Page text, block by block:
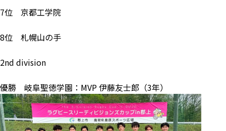
7位 京都工学院
8位 札幌山の手
2nd division
優勝 岐阜聖徳学園：MVP 伊藤友士郎（3年）